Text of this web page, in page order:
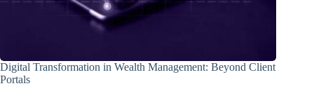
Digital Transformation in Wealth Management: Beyond Client
Portals